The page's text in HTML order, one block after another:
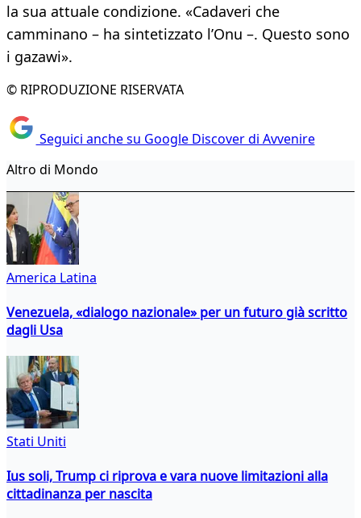
la sua attuale condizione. «Cadaveri che
camminano – ha sintetizzato l’Onu –. Questo sono
i gazawi».
© RIPRODUZIONE RISERVATA
Seguici anche su Google Discover di Avvenire
Altro di Mondo
America Latina
Venezuela, «dialogo nazionale» per un futuro già scritto
dagli Usa
Stati Uniti
Ius soli, Trump ci riprova e vara nuove limitazioni alla
cittadinanza per nascita